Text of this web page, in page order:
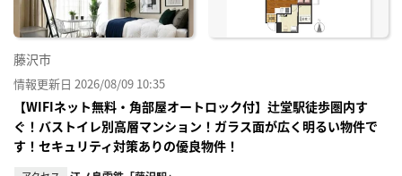
藤沢市
情報更新日 2026/08/09 10:35
【WIFIネット無料・角部屋オートロック付】辻堂駅徒歩圏内す
ぐ！バストイレ別高層マンション！ガラス面が広く明るい物件で
す！セキュリティ対策ありの優良物件！